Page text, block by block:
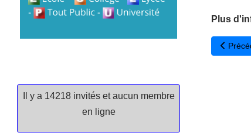
Il y a 14218 invités et aucun membre
en ligne
Plus
Article